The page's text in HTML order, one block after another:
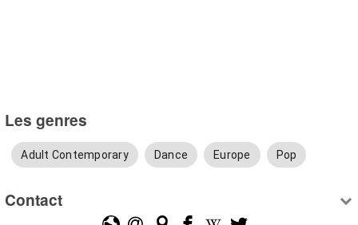
Les genres
Adult Contemporary Dance Europe Pop
Contact